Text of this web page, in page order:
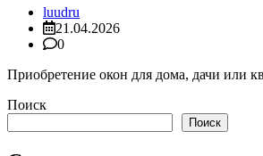
luudru
21.04.2026
0
Приобретение окон для дома, дачи или
Поиск
Поиск